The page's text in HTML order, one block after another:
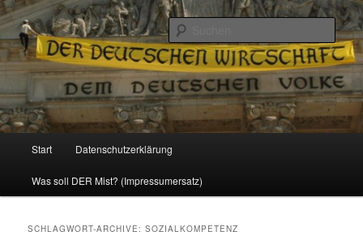
Reizzentrum
Politik, Wirtschaft, Soziales und Gesellschaft
Zum
Inhalt
Zum
sekundären
Start Datenschutzerklärung
Was soll DER Mist? (Impressumersatz)
SCHLAGWORT-ARCHIVE:SOZIALKOMPETENZ